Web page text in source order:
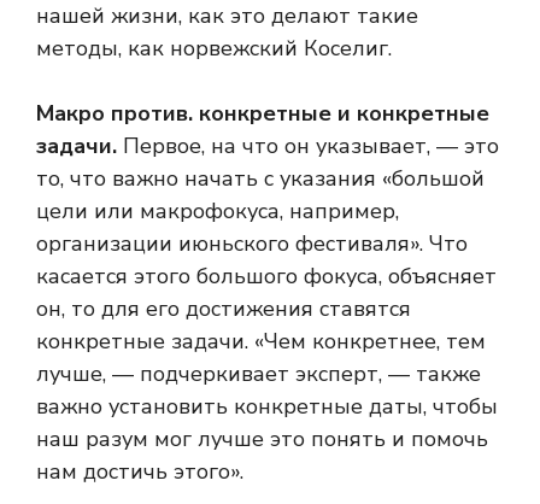
нашей жизни, как это делают такие
методы, как норвежский Коселиг.
Макро против. конкретные и конкретные
задачи. Первое, на что он указывает, — это
то, что важно начать с указания «большой
цели или макрофокуса, например,
организации июньского фестиваля». Что
касается этого большого фокуса, объясняет
он, то для его достижения ставятся
конкретные задачи. «Чем конкретнее, тем
лучше, — подчеркивает эксперт, — также
важно установить конкретные даты, чтобы
наш разум мог лучше это понять и помочь
нам достичь этого».